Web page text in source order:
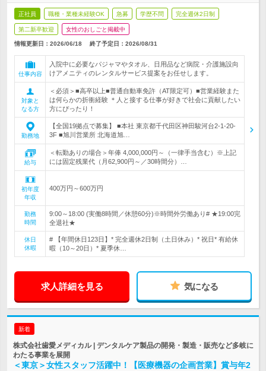
正社員 職種・業種未経験OK 急募 学歴不問 完全週休2日制
第二新卒歓迎 女性のおしごと掲載中
情報更新日：2026/06/18 終了予定日： 2026/08/31
仕事内容
入院中に必要なパジャマやタオル、日用品など病院・介護施設向
けアメニティのレンタルサービス提案をお任せします。
対象と
なる方
＜必須＞■高卒以上■普通自動車免許（AT限定可）■営業経験また
は何らかの折衝経験 ＊人と接する仕事が好きで社会に貢献したい
方にぴったり！
勤務地
【全国19拠点で募集】 ■本社 東京都千代田区神田駿河台2-1-20-
3F ■旭川営業所 北海道旭…
給与
＜転勤ありの場合＞年俸 4,000,000円～（一律手当含む）※上記
には固定残業代（月62,900円～／30時間分）…
初年度
年収
400万円～600万円
勤務
時間
9:00～18:00 (実働8時間／休憩60分)※時間外労働あり# ★19:00完
全退社★
休日
休暇
# 【年間休日123日】* 完全週休2日制（土日休み）* 祝日* 有給休
暇（10～20日）* 夏季休…
求人詳細を見る 気になる
新着
株式会社歯愛メディカル | デンタルケア製品の開発・製造・販売など多岐に
わたる事業を展開
＜東京＞女性スタッフ活躍中！【医療機器の企画営業】賞与年2